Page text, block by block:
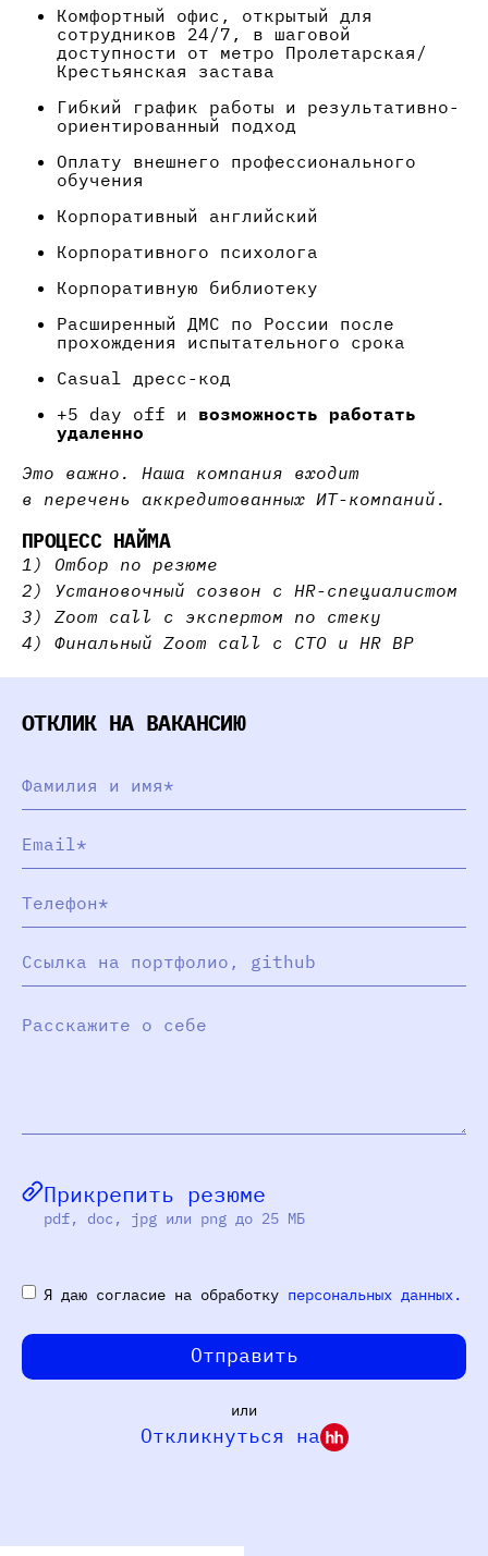
Комфортный офис, открытый для
сотрудников 24/7, в шаговой
доступности от метро Пролетарская/
Крестьянская застава
Гибкий график работы и результативно-
ориентированный подход
Оплату внешнего профессионального
обучения
Корпоративный английский
Корпоративного психолога
Корпоративную библиотеку
Расширенный ДМС по России после
прохождения испытательного срока
Casual дресс-код
+5 day off и возможность работать
удаленно
Это важно. Наша компания входит
в перечень аккредитованных ИТ-компаний.
ПРОЦЕСС НАЙМА
1) Отбор по резюме
2) Установочный созвон с HR-специалистом
3) Zoom call с экспертом по стеку
4) Финальный Zoom call с СТО и HR BP
ОТКЛИК НА ВАКАНСИЮ
Прикрепить резюме
pdf, doc, jpg или png до 25 МБ
Я даю согласие на обработку персональных данных.
Отправить
или
Откликнуться на